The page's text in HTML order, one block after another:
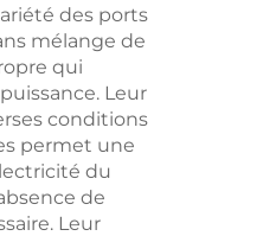
des ports
mélange de
qui
Leur
conditions
permet une
du
de
Leur